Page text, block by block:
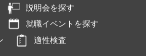
説明会を探す
就職イベントを探す
適性検査